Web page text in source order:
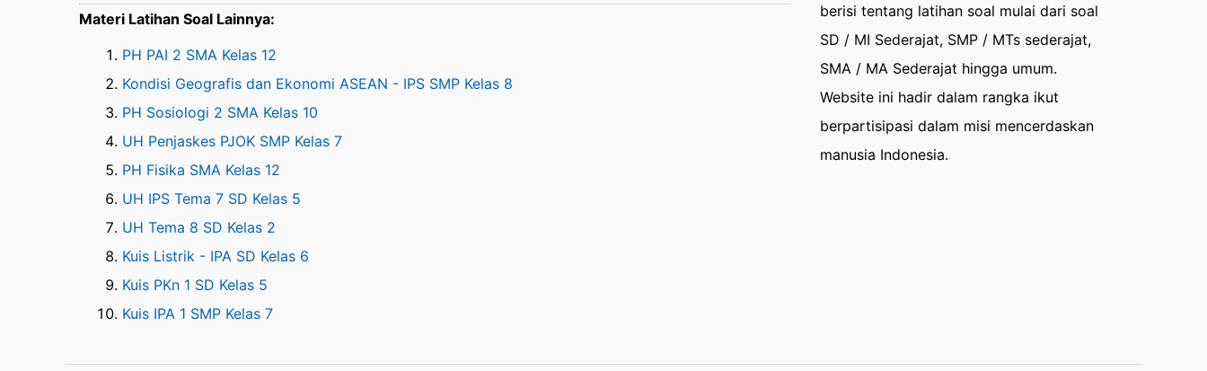
Materi Latihan Soal Lainnya:
PH PAI 2 SMA Kelas 12
Kondisi Geografis dan Ekonomi ASEAN - IPS SMP Kelas 8
PH Sosiologi 2 SMA Kelas 10
UH Penjaskes PJOK SMP Kelas 7
PH Fisika SMA Kelas 12
UH IPS Tema 7 SD Kelas 5
UH Tema 8 SD Kelas 2
Kuis Listrik - IPA SD Kelas 6
Kuis PKn 1 SD Kelas 5
Kuis IPA 1 SMP Kelas 7
berisi tentang latihan soal mulai dari soal
SD / MI Sederajat, SMP / MTs sederajat,
SMA / MA Sederajat hingga umum.
Website ini hadir dalam rangka ikut
berpartisipasi dalam misi mencerdaskan
manusia Indonesia.